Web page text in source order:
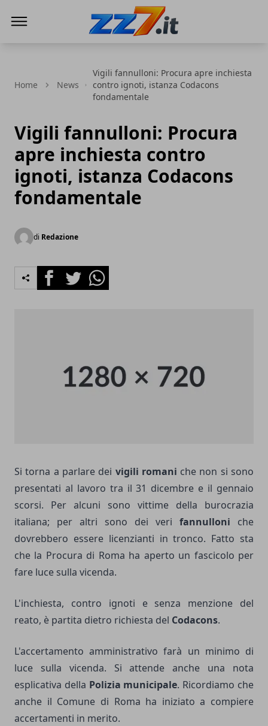
Home News
Vigili fannulloni: Procura apre inchiesta
contro ignoti, istanza Codacons
fondamentale
Vigili fannulloni: Procura
apre inchiesta contro
ignoti, istanza Codacons
fondamentale
di Redazione
FacebookTwitterWhatsapp
Si torna a parlare dei vigili romani che non si sono
presentati al lavoro tra il 31 dicembre e il gennaio
scorsi. Per alcuni sono vittime della burocrazia
italiana; per altri sono dei veri fannulloni che
dovrebbero essere licenzianti in tronco. Fatto sta
che la Procura di Roma ha aperto un fascicolo per
fare luce sulla vicenda.
L'inchiesta, contro ignoti e senza menzione del
reato, è partita dietro richiesta del Codacons.
L'accertamento amministrativo farà un minimo di
luce sulla vicenda. Si attende anche una nota
esplicativa della Polizia municipale. Ricordiamo che
anche il Comune di Roma ha iniziato a compiere
accertamenti in merito.